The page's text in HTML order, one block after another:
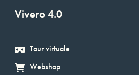
Vivero 4.0
Tour virtuale
Webshop